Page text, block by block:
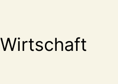
Wirtschaft